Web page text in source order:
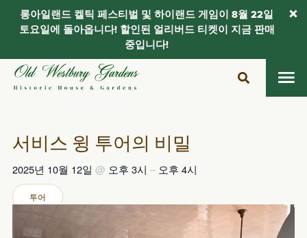
서비스 윙 투어의 비밀
2025년 10월 12일 @ 오후 3시 – 오후 4시
투어
롱아일랜드 켈틱 페스티벌 및 하이랜드 게임이 8월 22일
토요일에 돌아옵니다! 할인된 얼리버드 티켓이 지금 판매
중입니다!